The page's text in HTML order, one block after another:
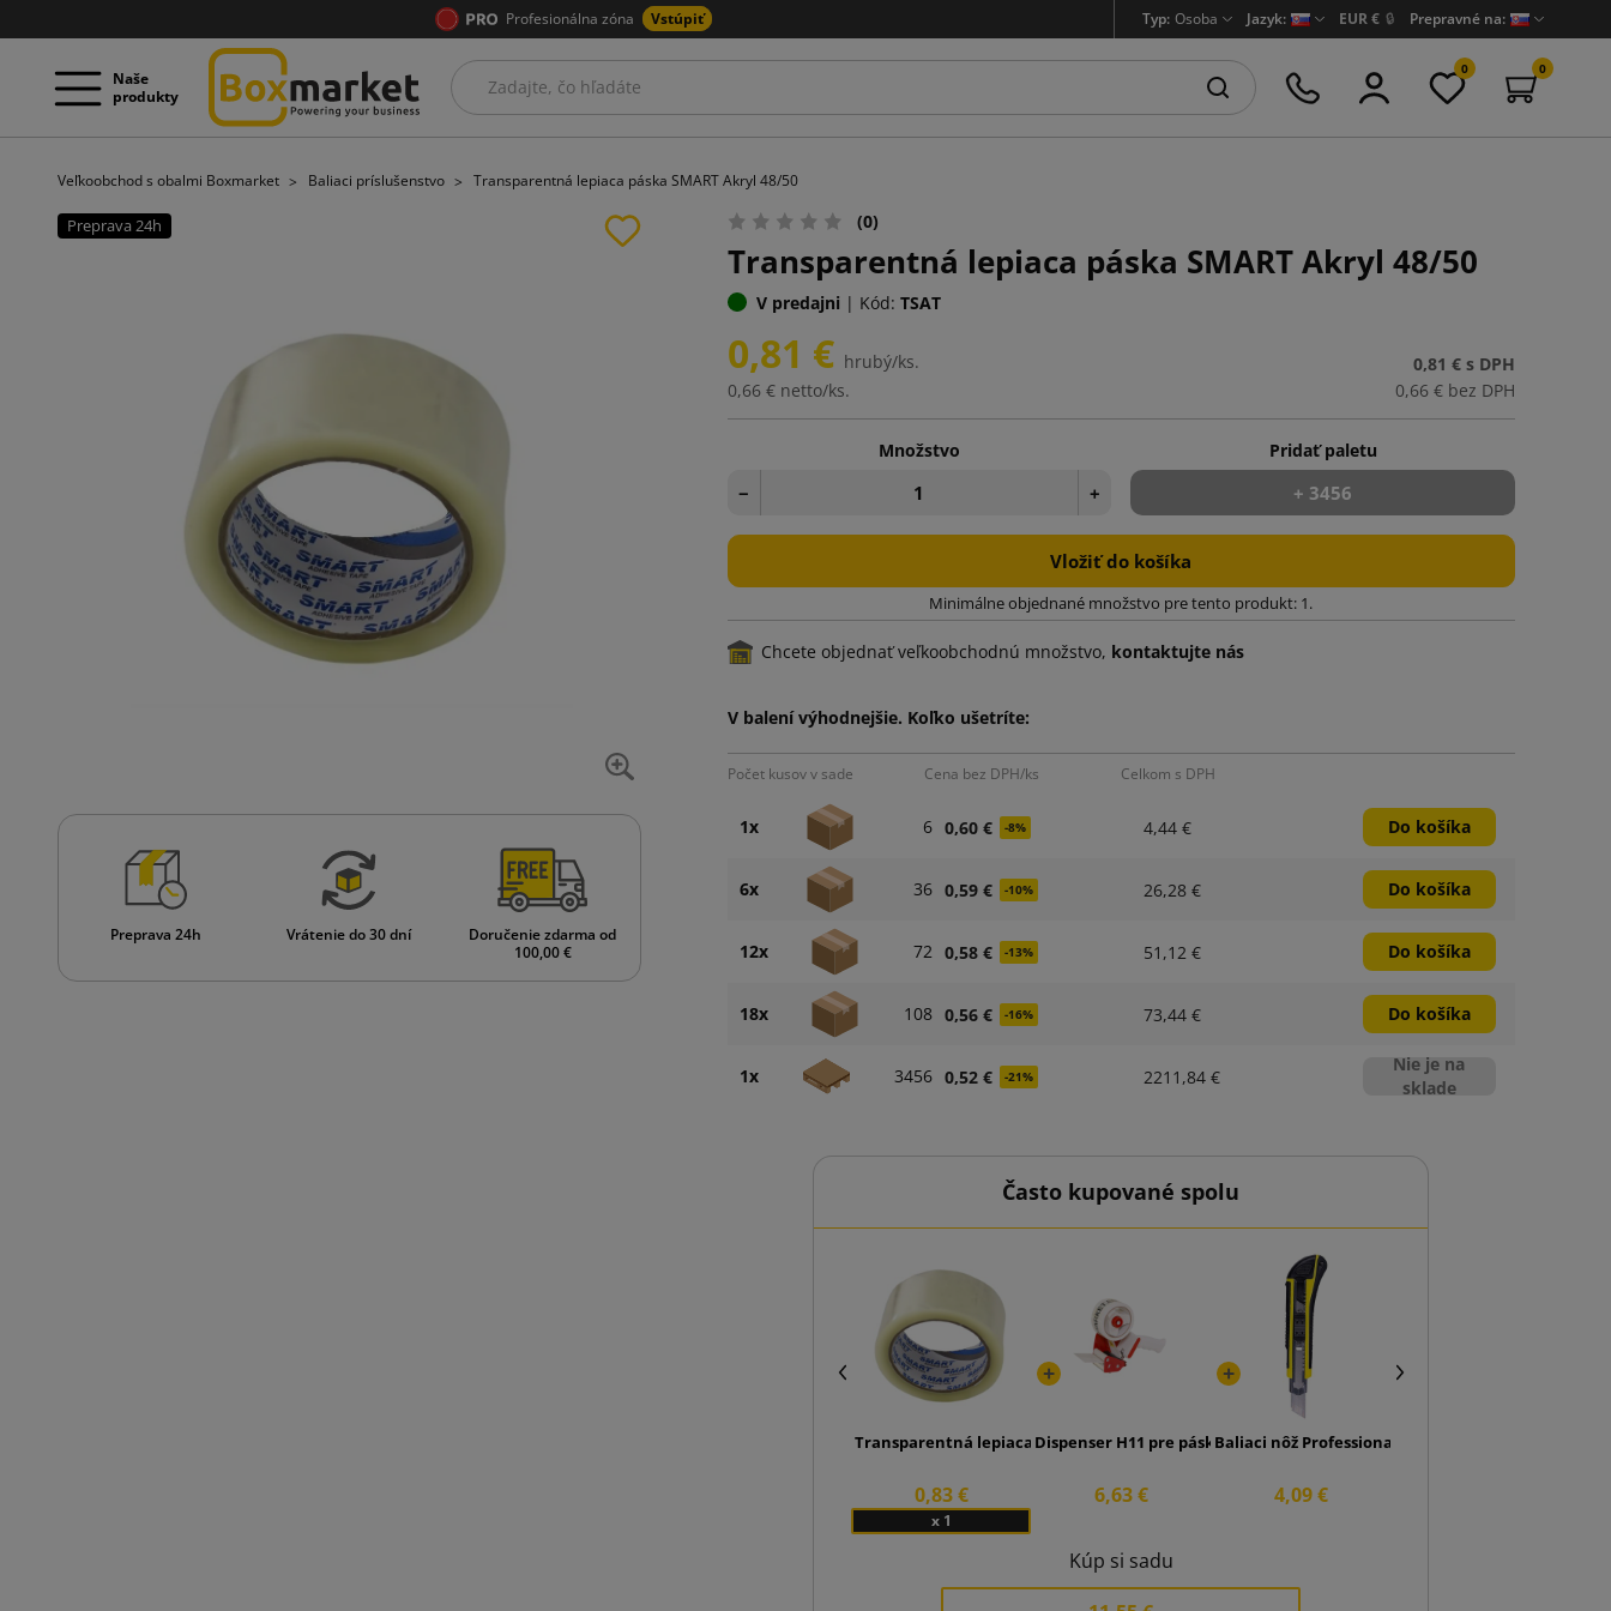
Profesionálna zóna Vstúpiť Typ: Osoba Jazyk: EUR € 🔒 Prepravné na:
Naše
produkty
0 0
Veľkoobchod s obalmi Boxmarket Baliaci príslušenstvo Transparentná lepiaca páska SMART Akryl 48/50
Preprava 24h
Preprava 24h Vrátenie do 30 dní
Doručenie zdarma od
100,00 €
(0)
Transparentná lepiaca páska SMART Akryl 48/50
V predajni | Kód: TSAT
0,81 € hrubý/ks.
0,66 € netto/ks.
0,81 € s DPH
0,66 € bez DPH
Množstvo
− +
Pridať paletu
+ 3456
Vložiť do košíka
Minimálne objednané množstvo pre tento produkt: 1.
Chcete objednať veľkoobchodnú množstvo, kontaktujte nás
V balení výhodnejšie. Koľko ušetríte:
Počet kusov v sade Cena bez DPH/ks Celkom s DPH
1x 6 0,60 € -8% 4,44 € Do košíka
6x 36 0,59 € -10% 26,28 € Do košíka
12x 72 0,58 € -13% 51,12 € Do košíka
18x 108 0,56 € -16% 73,44 € Do košíka
1x 3456 0,52 € -21% 2211,84 €
Nie je na
sklade
Často kupované spolu
Transparentná lepiaca páska SMART Akryl 48/50
0,83 €
x 1
Dispenser H11 pre pásku 50mm
6,63 €
Baliaci nôž Professional 18 mm
4,09 €
Kúp si sadu